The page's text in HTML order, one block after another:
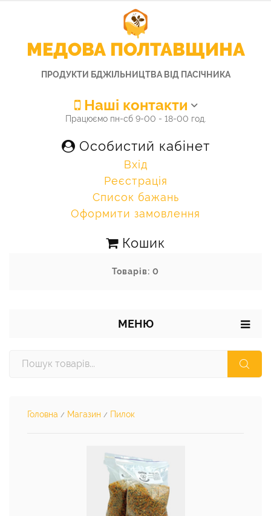
МЕДОВА ПОЛТАВЩИНА
ПРОДУКТИ БДЖІЛЬНИЦТВА ВІД ПАСІЧНИКА
Наші контакти
Працюємо пн-сб 9-00 - 18-00 год.
Особистий кабінет
Вхід
Реєстрація
Список бажань
Оформити замовлення
Кошик
Товарів: 0
МЕНЮ
Головна / Магазин / Пилок